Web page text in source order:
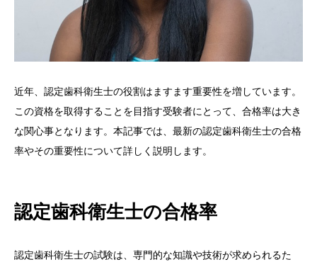
近年、認定歯科衛生士の役割はますます重要性を増しています。
この資格を取得することを目指す受験者にとって、合格率は大き
な関心事となります。本記事では、最新の認定歯科衛生士の合格
率やその重要性について詳しく説明します。
認定歯科衛生士の合格率
認定歯科衛生士の試験は、専門的な知識や技術が求められるた